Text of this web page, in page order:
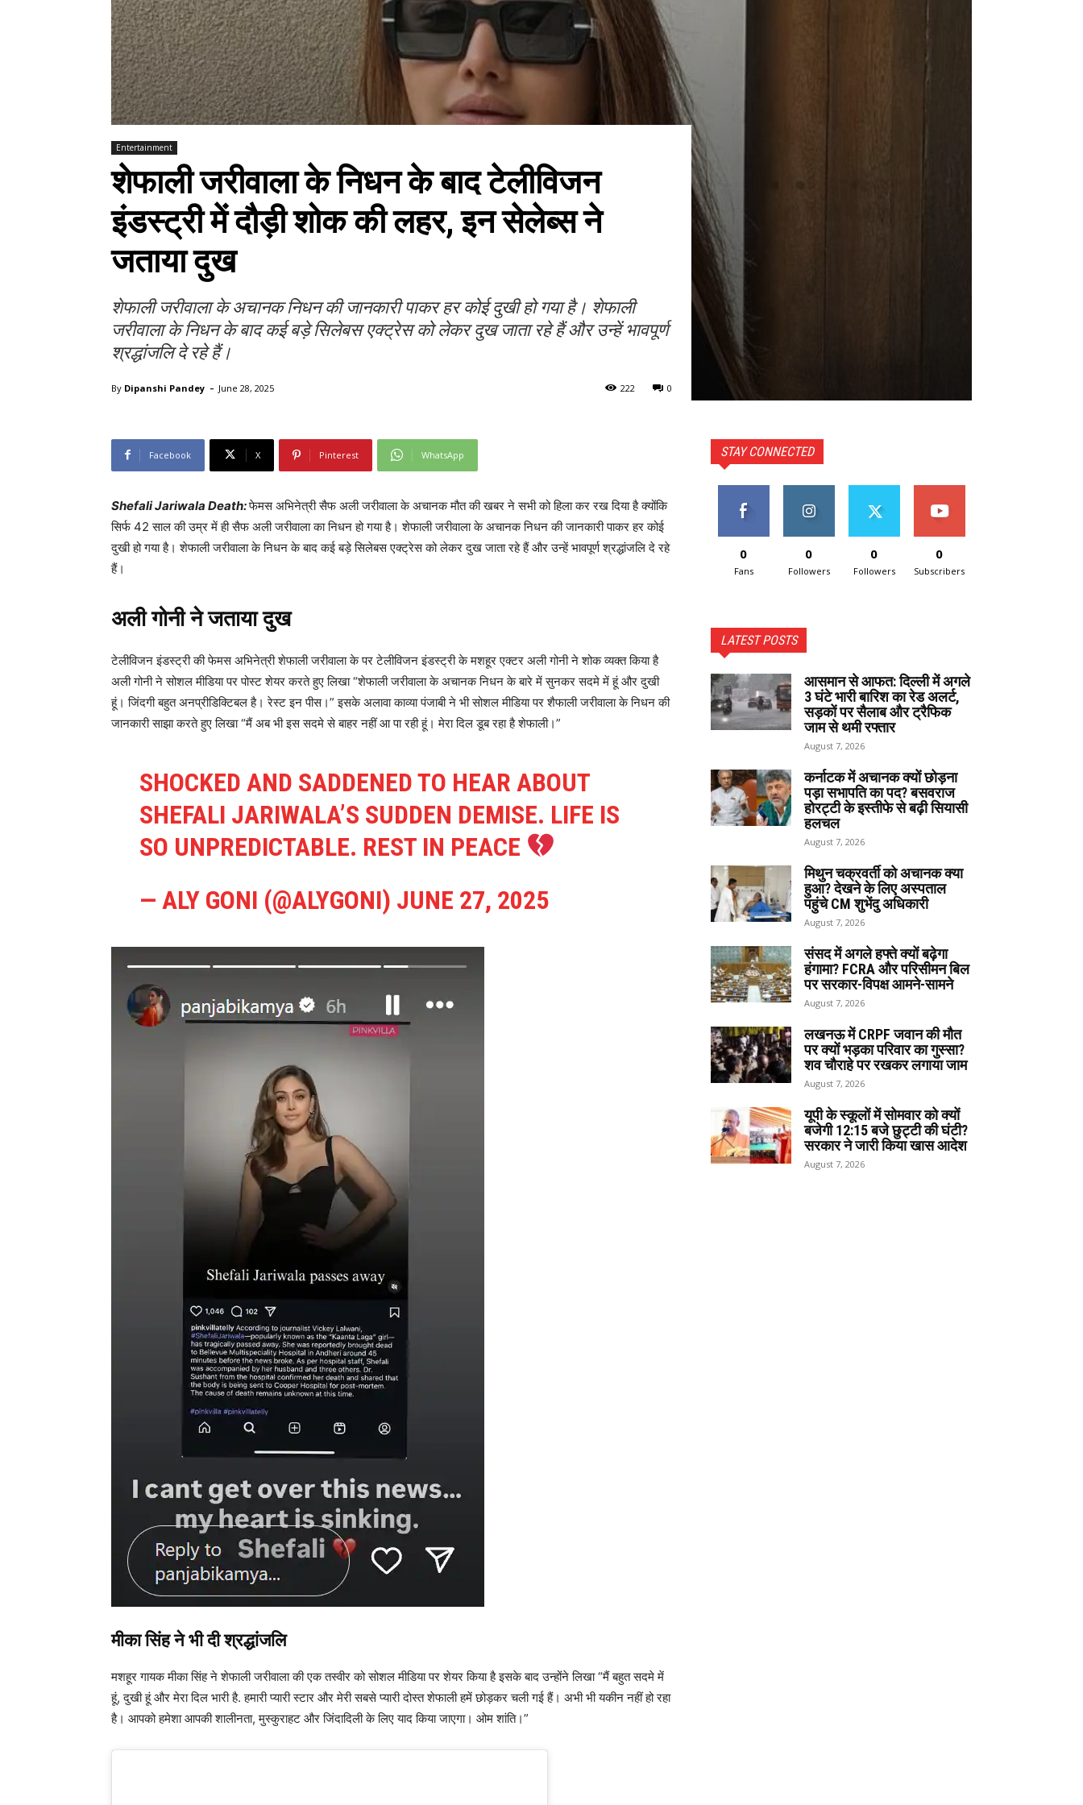
Entertainment
शेफाली जरीवाला के निधन के बाद टेलीविजन
इंडस्ट्री में दौड़ी शोक की लहर, इन सेलेब्स ने
जताया दुख
शेफाली जरीवाला के अचानक निधन की जानकारी पाकर हर कोई दुखी हो गया है। शेफाली
जरीवाला के निधन के बाद कई बड़े सिलेबस एक्ट्रेस को लेकर दुख जाता रहे हैं और उन्हें भावपूर्ण
श्रद्धांजलि दे रहे हैं।
By Dipanshi Pandey - June 28, 2025 0
222
Facebook X Pinterest WhatsApp
Shefali Jariwala Death:फेमस अभिनेत्री सैफ अली जरीवाला के अचानक मौत की खबर ने सभी को हिला कर रख दिया है क्योंकि
सिर्फ 42 साल की उम्र में ही सैफ अली जरीवाला का निधन हो गया है। शेफाली जरीवाला के अचानक निधन की जानकारी पाकर हर कोई
दुखी हो गया है। शेफाली जरीवाला के निधन के बाद कई बड़े सिलेबस एक्ट्रेस को लेकर दुख जाता रहे हैं और उन्हें भावपूर्ण श्रद्धांजलि दे रहे
हैं।
अली गोनी ने जताया दुख
टेलीविजन इंडस्ट्री की फेमस अभिनेत्री शेफाली जरीवाला के पर टेलीविजन इंडस्ट्री के मशहूर एक्टर अली गोनी ने शोक व्यक्त किया है
अली गोनी ने सोशल मीडिया पर पोस्ट शेयर करते हुए लिखा “शेफाली जरीवाला के अचानक निधन के बारे में सुनकर सदमे में हूं और दुखी
हूं। जिंदगी बहुत अनप्रीडिक्टिबल है। रेस्ट इन पीस।” इसके अलावा काव्या पंजाबी ने भी सोशल मीडिया पर शैफाली जरीवाला के निधन की
जानकारी साझा करते हुए लिखा “मैं अब भी इस सदमे से बाहर नहीं आ पा रही हूं। मेरा दिल डूब रहा है शेफाली।”
SHOCKED AND SADDENED TO HEAR ABOUT
SHEFALI JARIWALA’S SUDDEN DEMISE. LIFE IS
SO UNPREDICTABLE. REST IN PEACE
— ALY GONI (@ALYGONI) JUNE 27, 2025
मीका सिंह ने भी दी श्रद्धांजलि
मशहूर गायक मीका सिंह ने शेफाली जरीवाला की एक तस्वीर को सोशल मीडिया पर शेयर किया है इसके बाद उन्होंने लिखा “मैं बहुत सदमे में
हूं, दुखी हूं और मेरा दिल भारी है. हमारी प्यारी स्टार और मेरी सबसे प्यारी दोस्त शेफाली हमें छोड़कर चली गई हैं। अभी भी यकीन नहीं हो रहा
है। आपको हमेशा आपकी शालीनता, मुस्कुराहट और जिंदादिली के लिए याद किया जाएगा। ओम शांति।”
STAY CONNECTED
0
Fans
0
Followers
0
Followers
0
Subscribers
LATEST POSTS
आसमान से आफत: दिल्ली में अगले
3 घंटे भारी बारिश का रेड अलर्ट,
सड़कों पर सैलाब और ट्रैफिक
जाम से थमी रफ्तार
August 7, 2026
कर्नाटक में अचानक क्यों छोड़ना
पड़ा सभापति का पद? बसवराज
होरट्टी के इस्तीफे से बढ़ी सियासी
हलचल
August 7, 2026
मिथुन चक्रवर्ती को अचानक क्या
हुआ? देखने के लिए अस्पताल
पहुंचे CM शुभेंदु अधिकारी
August 7, 2026
संसद में अगले हफ्ते क्यों बढ़ेगा
हंगामा? FCRA और परिसीमन बिल
पर सरकार-विपक्ष आमने-सामने
August 7, 2026
लखनऊ में CRPF जवान की मौत
पर क्यों भड़का परिवार का गुस्सा?
शव चौराहे पर रखकर लगाया जाम
August 7, 2026
यूपी के स्कूलों में सोमवार को क्यों
बजेगी 12:15 बजे छुट्टी की घंटी?
सरकार ने जारी किया खास आदेश
August 7, 2026